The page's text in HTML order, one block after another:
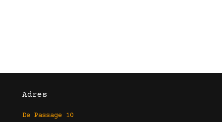
Adres
De Passage 10